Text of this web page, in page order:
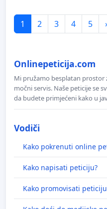
1 2 3 4 5
Onlinepeticija.com
Mi pružamo besplatan prostor
močni servis. Naše peticije se
da budete primjećeni kako u
Vodiči
Kako pokrenuti online
Kako napisati peticiju?
Kako promovisati